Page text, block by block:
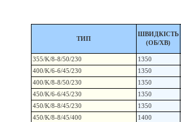
ТИП
ШВИДКІСТЬ
(ОБ/ХВ)
355/K/8-8/50/230 1350
400/K/6-6/45/230
1350
400/K/8-8/50/230
1350
450/K/6-6/45/230
1350
450/K/8-8/45/230
1350
450/K/8-8/45/400
1400